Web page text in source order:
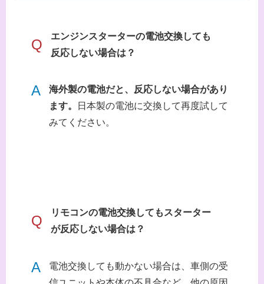
Q
エンジンスターターの電池交換しても
反応しない場合は？
A
海外製の電池だと、反応しない場合があり
ます。
日本製の電池に交換して再度試して
みてください。
Q
リモコンの電池交換してもスターター
が反応しない場合は？
A
電池交換しても動かない場合は、車側の受